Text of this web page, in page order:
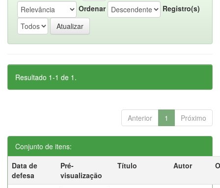
Ordenar
Registro(s)
Resultado 1-1 de 1.
Anterior 1 Próximo
Conjunto de itens:
Data de
defesa
Pré-
visualização
Título Autor